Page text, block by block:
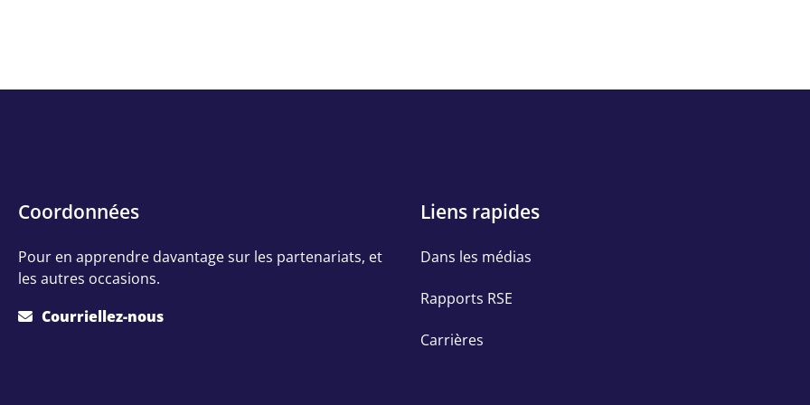
Contact
Info
Coordonnées
Pour en apprendre davantage sur les partenariats, et
les autres occasions.
Courriellez-nous
Quick
links
Liens rapides
Dans les médias
Rapports RSE
Carrières